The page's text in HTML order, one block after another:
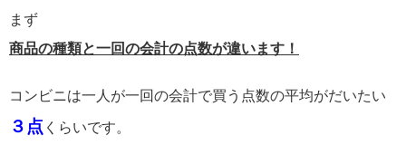
まず
商品の種類と一回の会計の点数が違います！
コンビニは一人が一回の会計で買う点数の平均がだいたい
３点 くらいです。